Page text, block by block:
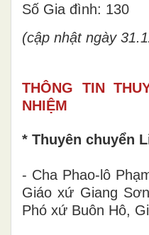
Số Gia đình: 130
(cập nhật ngày
THÔNG TIN
NHIỆM
* Thuyên chuyển
- Cha Phao-lô
Giáo xứ Giang
Phó xứ Buôn Hô,